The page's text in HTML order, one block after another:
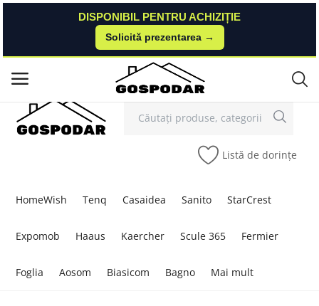
DISPONIBIL PENTRU ACHIZIȚIE
Solicită prezentarea →
Contact Autentificare Înregistrare
Listă de dorințe
HomeWish Tenq Casaidea Sanito StarCrest
Expomob Haaus Kaercher Scule 365 Fermier
Foglia Aosom Biasicom Bagno Mai mult
DISPONIBIL PENTRU ACHIZIȚIE
Solicită prezentarea →
Meniu principal
Categorii